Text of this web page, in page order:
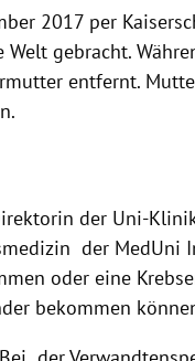
2017 per
gebracht.
entfernt.
der Uni-
der MedUni
oder eine
bekommen